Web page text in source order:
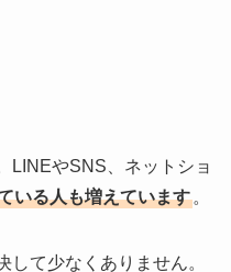
LINEやSNS、ネットショ
いる人も増えています 。
て少なくありません。